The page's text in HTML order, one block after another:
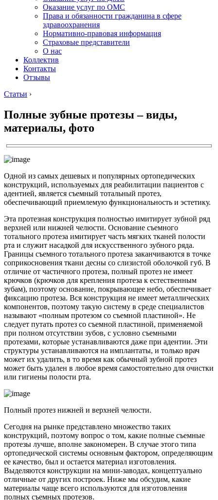
Оказание услуг по ОМС
Права и обязанности гражданина в сфере
здравоохранения
Нормативно-правовая информация
Страховые представители
О нас
Коллектив
Контакты
Отзывы
Статьи ›
Полные зубные протезы – виды,
материалы, фото
Одной из самых дешевых и популярных ортопедических
конструкций, используемых для реабилитации пациентов с
адентией, является съемный тотальный протез,
обеспечивающий приемлемую функциональность и эстетику.
Эта протезная конструкция полностью имитирует зубной ряд
верхней или нижней челюсти. Основание съемного
тотального протеза имитирует часть мягких тканей полости
рта и служит насадкой для искусственного зубного ряда.
Границы съемного тотального протеза заканчиваются в точке
соприкосновения ткани десны со слизистой оболочкой губ. В
отличие от частичного протеза, полный протез не имеет
крючков (крючков для крепления протеза к естественным
зубам), поэтому основание, покрывающее небо, обеспечивает
фиксацию протеза. Вся конструкция не имеет металлических
компонентов, поэтому такую ​​систему в среде специалистов
называют «полным протезом со съемной пластиной». Не
следует путать протез со съемной пластиной, применяемой
при полном отсутствии зубов, с условно съемными
протезами, которые устанавливаются даже при адентии. Эти
структуры устанавливаются на имплантаты, и только врач
может их удалить, в то время как обычный зубной протез
может быть удален в любое время самостоятельно для очистки
или гигиены полости рта.
Полный протез нижней и верхней челюсти.
Сегодня на рынке представлено множество таких
конструкций, поэтому вопрос о том, какие полные съемные
протезы лучше, вполне закономерен. В случае этого типа
ортопедической системы основным фактором, определяющим
ее качество, был и остается материал изготовления.
Выделяются конструкции на мини-заводах, концептуально
отличные от других построек. Ниже мы обсудим, какие
материалы чаще всего используются для изготовления
полных съемных протезов.